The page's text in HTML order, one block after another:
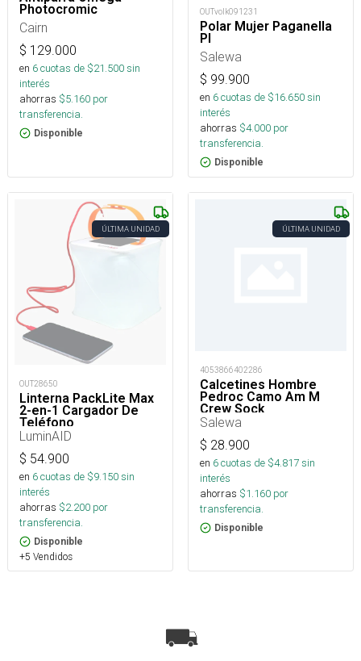
Photocromic
Cairn
$ 129.000
en 6cuotas de $21.500sin
interés
ahorras $5.160 por
transferencia.
Disponible
OUTvolk091231
Polar Mujer Paganella
Pl
Salewa
$ 99.900
en 6cuotas de $16.650sin
interés
ahorras $4.000 por
transferencia.
Disponible
ÚLTIMA UNIDAD
OUT28650
Linterna PackLite Max
2-en-1 Cargador De
Teléfono
LuminAID
$ 54.900
en 6cuotas de $9.150sin
interés
ahorras $2.200 por
transferencia.
Disponible
+5 Vendidos
ÚLTIMA UNIDAD
4053866402286
Calcetines Hombre
Pedroc Camo Am M
Crew Sock
Salewa
$ 28.900
en 6cuotas de $4.817sin
interés
ahorras $1.160 por
transferencia.
Disponible